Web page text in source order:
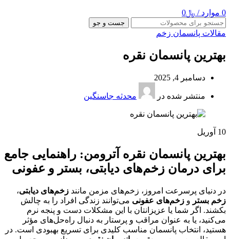
0 موارد / ﷼0
جست و جو
مقالات پانسمان زخم
بهترین پانسمان نقره
دسامبر 4, 2025
منتشر شده در محدثه جاسنگین
10 آوریل
بهترین پانسمان نقره آترومن: راهنمایی جامع
برای درمان زخم‌های دیابتی، بستر و عفونی
در دنیای پرسرعت امروز، زخم‌های مزمن مانند زخم‌های دیابتی،
زخم بستر و زخم‌های عفونی می‌توانند زندگی افراد را به چالش
بکشند. اگر شما یا عزیزانتان با این مشکلات دست و پنجه نرم
می‌کنید، یا به عنوان مراقب و پرستار به دنبال راه‌حل‌های مؤثر
هستید، انتخاب پانسمان مناسب کلیدی برای تسریع بهبودی است. در